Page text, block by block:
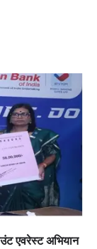
एवरेस्ट अभियान